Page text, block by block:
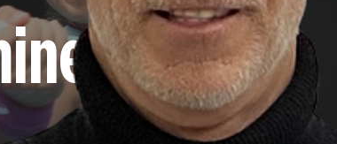
Paolini